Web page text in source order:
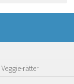
rätter